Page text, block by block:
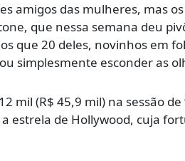
amigos das mulheres, mas
que nessa semana deu
que 20 deles, novinhos em
simplesmente esconder as
mil (R$ 45,9 mil) na sessão
estrela de Hollywood, cuja